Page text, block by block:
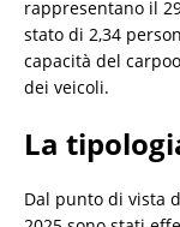
rappresentano il
stato di 2,34
capacità del
dei veicoli.
La
Dal punto di vista